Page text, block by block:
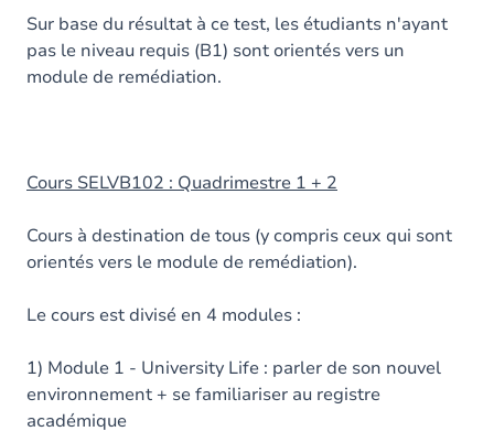
Sur base du résultat à ce test, les étudiants n'ayant
pas le niveau requis (B1) sont orientés vers un
module de remédiation.
Cours SELVB102 : Quadrimestre 1 + 2
Cours à destination de tous (y compris ceux qui sont
orientés vers le module de remédiation).
Le cours est divisé en 4 modules :
1) Module 1 - University Life : parler de son nouvel
environnement + se familiariser au registre
académique